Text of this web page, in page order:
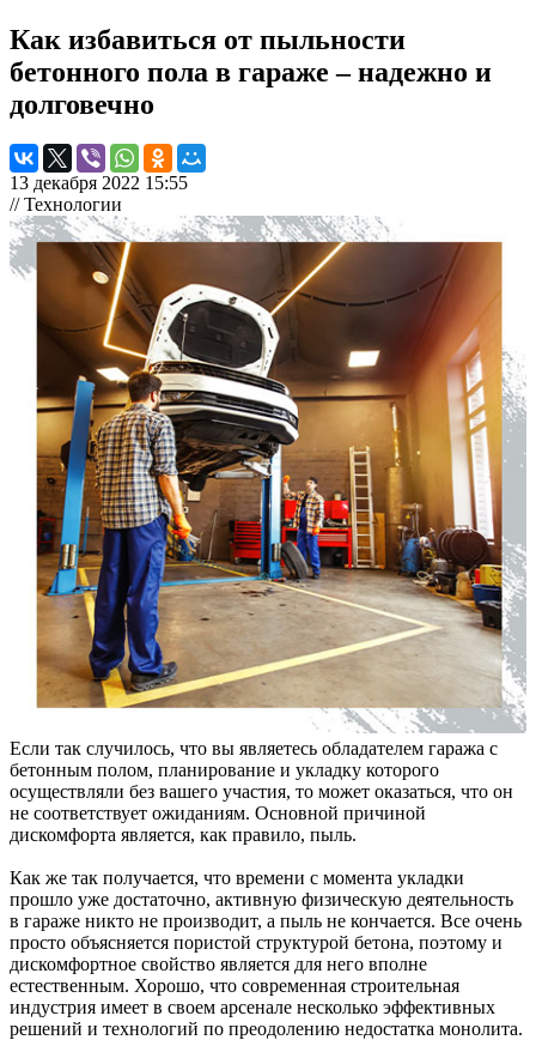
Как избавиться от пыльности
бетонного пола в гараже – надежно и
долговечно
13 декабря 2022 15:55
// Технологии
Если так случилось, что вы являетесь обладателем гаража с
бетонным полом, планирование и укладку которого
осуществляли без вашего участия, то может оказаться, что он
не соответствует ожиданиям. Основной причиной
дискомфорта является, как правило, пыль.
Как же так получается, что времени с момента укладки
прошло уже достаточно, активную физическую деятельность
в гараже никто не производит, а пыль не кончается. Все очень
просто объясняется пористой структурой бетона, поэтому и
дискомфортное свойство является для него вполне
естественным. Хорошо, что современная строительная
индустрия имеет в своем арсенале несколько эффективных
решений и технологий по преодолению недостатка монолита.